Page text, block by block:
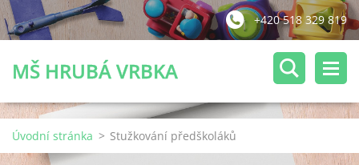
+420 518 329 819
MŠ HRUBÁ VRBKA
Úvodní stránka > Stužkování předškoláků